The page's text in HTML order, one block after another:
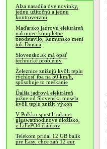
Alza nasadila dve novinky,
jednu užitočnú a jednu
kontroverznú
Maďarsko jadrovú elektráreň
nakoniec kompletne
neodstavilo, Rumunsko mení
tok Dunaja
Slovensko.sk má opäť
technické problémy
Železnice znižujú kvôli teplu
rýchlosť iba na 50 km/h,
spôsobuje to meškanie
Ďalšia jadrová elektráreň
južne od Slovenska musela
kvôli teplu znížiť výkon
V Poľsku spustili takmer
gigawatthodinové úložisko,
z LiFePO4 článkov
Telekom pridal 12 GB balík
pre Easy, chce zaň 12 eur